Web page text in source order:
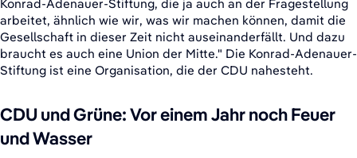
Konrad-Adenauer-Stiftung, die ja auch an der Fragestellung
arbeitet, ähnlich wie wir, was wir machen können, damit die
Gesellschaft in dieser Zeit nicht auseinanderfällt. Und dazu
braucht es auch eine Union der Mitte." Die Konrad-Adenauer-
Stiftung ist eine Organisation, die der CDU nahesteht.
CDU und Grüne: Vor einem Jahr noch Feuer
und Wasser